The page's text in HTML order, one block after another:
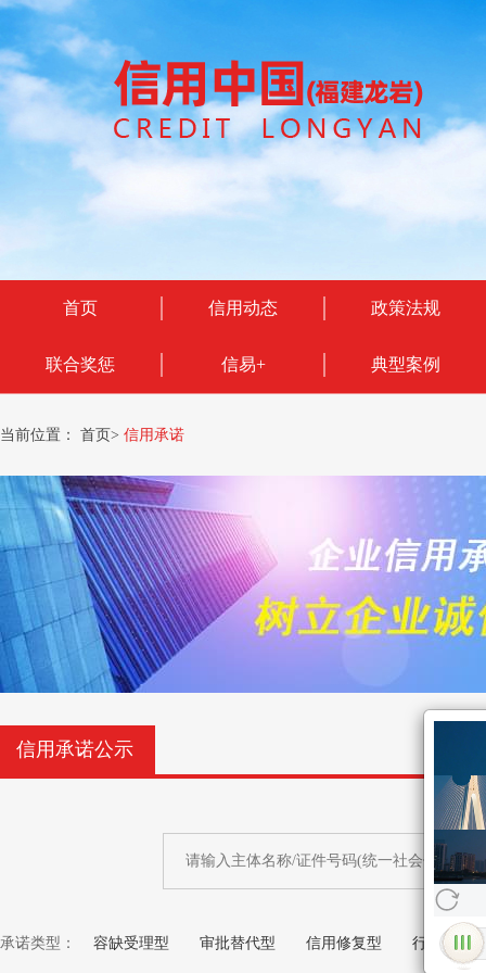
首页 信用动态 政策法规
联合奖惩 信易+ 典型案例
当前位置： 首页> 信用承诺
信用承诺公示
承诺类型： 容缺受理型 审批替代型 信用修复型 行业自律